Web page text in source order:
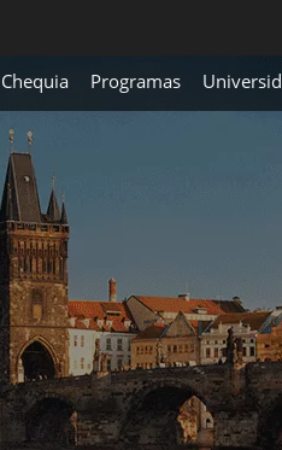
Chequia Programas